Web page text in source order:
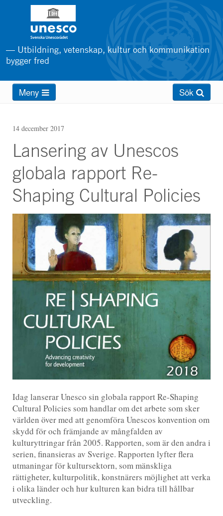
huvudinnehåll
— Utbildning, vetenskap, kultur och kommunikation
bygger fred
Main
menuMeny Sök
14 december 2017
Lansering av Unescos
globala rapport Re-
Shaping Cultural Policies
Idag lanserar Unesco sin globala rapport Re-Shaping
Cultural Policies som handlar om det arbete som sker
världen över med att genomföra Unescos konvention om
skydd för och främjande av mångfalden av
kulturyttringar från 2005. Rapporten, som är den andra i
serien, finansieras av Sverige. Rapporten lyfter flera
utmaningar för kultursektorn, som mänskliga
rättigheter, kulturpolitik, konstnärers möjlighet att verka
i olika länder och hur kulturen kan bidra till hållbar
utveckling.